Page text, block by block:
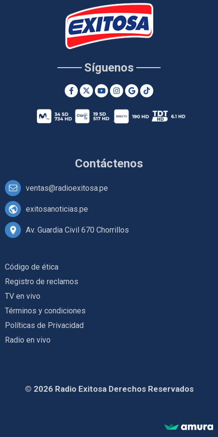
Contáctenos
ventas@radioexitosa.pe
exitosanoticias.pe
Av. Guardia Civil 670 Chorrillos
Síguenos
Código de ética
Registro de reclamos
TV en vivo
Términos y condiciones
Políticas de Privacidad
Radio en vivo
© 2026 Radio Exitosa Derechos Reservados